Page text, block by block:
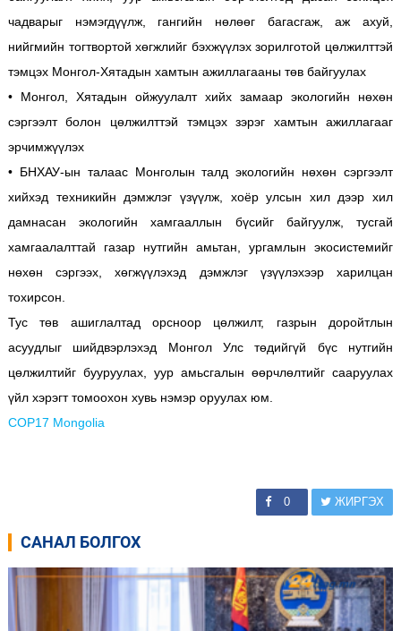
чадварыг нэмэгдүүлж, гангийн нөлөөг багасгаж, аж ахуй,
нийгмийн тогтвортой хөгжлийг бэхжүүлэх зорилготой цөлжилттэй
тэмцэх Монгол-Хятадын хамтын ажиллагааны төв байгуулах
• Монгол, Хятадын ойжуулалт хийх замаар экологийн нөхөн
сэргээлт болон цөлжилттэй тэмцэх зэрэг хамтын ажиллагааг
эрчимжүүлэх
• БНХАУ-ын талаас Монголын талд экологийн нөхөн сэргээлт
хийхэд техникийн дэмжлэг үзүүлж, хоёр улсын хил дээр хил
дамнасан экологийн хамгааллын бүсийг байгуулж, тусгай
хамгаалалттай газар нутгийн амьтан, ургамлын экосистемийг
нөхөн сэргээх, хөгжүүлэхэд дэмжлэг үзүүлэхээр харилцан
тохирсон.
Тус төв ашиглалтад орсноор цөлжилт, газрын доройтлын
асуудлыг шийдвэрлэхэд Монгол Улс төдийгүй бүс нутгийн
цөлжилтийг бууруулах, уур амьсгалын өөрчлөлтийг сааруулах
үйл хэрэгт томоохон хувь нэмэр оруулах юм.
COP17 Mongolia
0 ЖИРГЭХ
САНАЛ БОЛГОХ